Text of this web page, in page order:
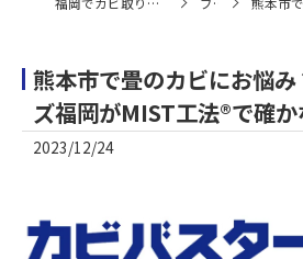
熊本市で畳のカビにお悩
ズ福岡がMIST工法®で確
2023/12/24